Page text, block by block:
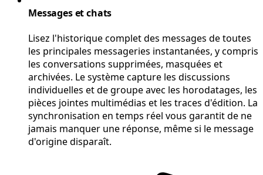
Messages et chats
Lisez l'historique complet des messages de toutes
les principales messageries instantanées, y compris
les conversations supprimées, masquées et
archivées. Le système capture les discussions
individuelles et de groupe avec les horodatages, les
pièces jointes multimédias et les traces d'édition. La
synchronisation en temps réel vous garantit de ne
jamais manquer une réponse, même si le message
d'origine disparaît.